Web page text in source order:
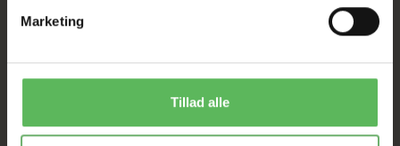
Marketing
Tillad alle
Populær
-12%